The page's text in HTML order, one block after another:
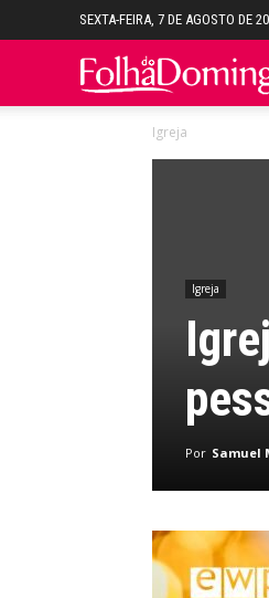
SEXTA-FEIRA, 7 DE AGOSTO DE
Igreja
Igreja
Por Samuel